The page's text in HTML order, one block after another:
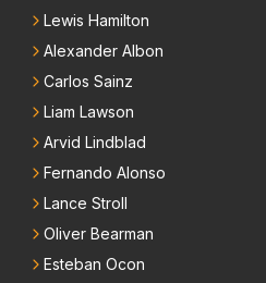
Lewis Hamilton
Alexander Albon
Carlos Sainz
Liam Lawson
Arvid Lindblad
Fernando Alonso
Lance Stroll
Oliver Bearman
Esteban Ocon